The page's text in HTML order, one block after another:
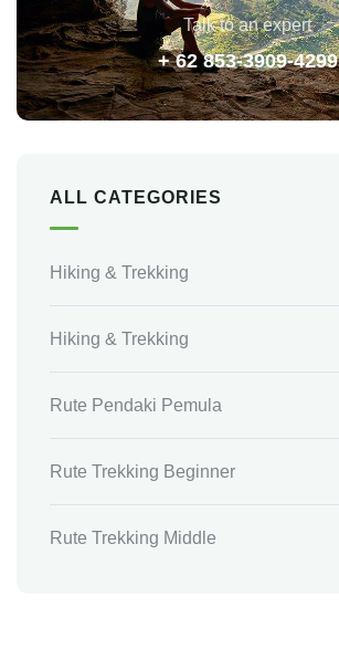
Talk to an expert
+ 62 853-3909-4299
ALL CATEGORIES
Hiking & Trekking
Hiking & Trekking
Rute Pendaki Pemula
Rute Trekking Beginner
Rute Trekking Middle